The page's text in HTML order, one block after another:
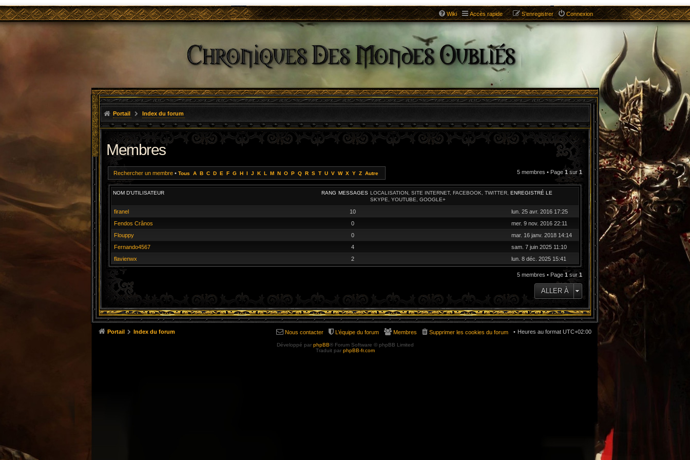
Wiki Accès rapide Connexion
S’enregistrer
Portail Index du forum
Membres
Rechercher un membre • Tous A B C D E F G H I J K L M N O P Q R S T U V W X Y Z Autre 5 membres • Page1 sur 1
RANG
NOM D’UTILISATEUR MESSAGES LOCALISATION, SITE INTERNET, FACEBOOK, TWITTER,
SKYPE, YOUTUBE, GOOGLE+
ENREGISTRÉ LE
firanel 10
lun. 25 avr. 2016 17:25
Fendos Crânos
0
mer. 9 nov. 2016 22:11
Flouppy
0
mar. 16 janv. 2018 14:14
Fernando4567
4
sam. 7 juin 2025 11:10
flavienwx
2 lun. 8 déc. 2025 15:41
5 membres • Page 1 sur 1
ALLER À
Portail Index du forum Heures au format UTC+02:00
Supprimer les cookies du forum
Membres
L’équipe du forum
Nous contacter
Développé par phpBB® Forum Software © phpBB Limited
Traduit par phpBB-fr.com